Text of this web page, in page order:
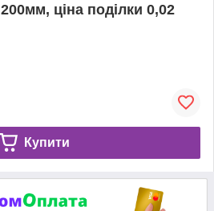
ціна поділки 0,02
Купити